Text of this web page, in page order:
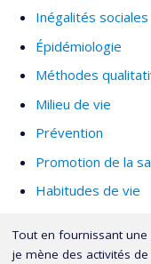
Inégalités sociales
Épidémiologie
Méthodes
Milieu de vie
Prévention
Promotion de la
Habitudes de vie
Tout en fournissant
je mène des activités